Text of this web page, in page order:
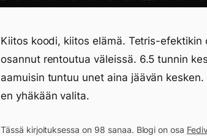
Kiitos koodi, kiitos elämä. Tetris-efektikin
osannut rentoutua väleissä. 6.5 tunnin
aamuisin tuntuu unet aina jäävän
en yhäkään valita.
Tässä kirjoituksessa on 98 sanaa. Blogi on osa